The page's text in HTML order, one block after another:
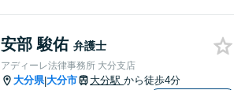
安部 駿佑 弁護士
アディーレ法律事務所 大分支店
大分県|大分市 大分駅 から徒歩4分